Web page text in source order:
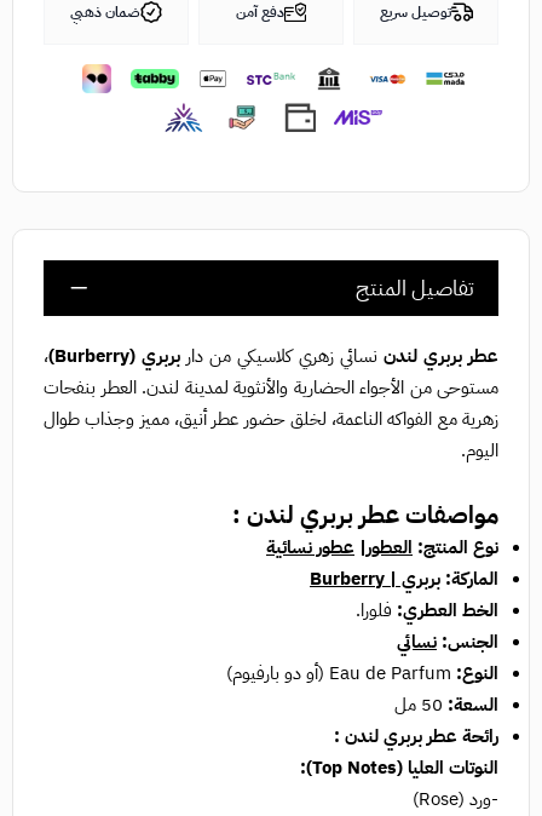
توصيل سريع دفع آمن ضمان ذهبي
تفاصيل المنتج
عطر بربري لندن نسائي زهري كلاسيكي من دار بربري (Burberry)
،
مستوحى من الأجواء الحضارية والأنثوية لمدينة لندن. العطر بنفحات
زهرية مع الفواكه الناعمة، لخلق حضور عطر أنيق، مميز وجذاب طوال
اليوم.
مواصفات عطر بربري لندن :
نوع المنتج: العطور| عطور نسائية
الماركة: بربري | Burberry‏
الخط العطري: فلورا.
الجنس: نسائي
النوع: Eau de Parfum (أو دو بارفيوم)
السعة: 50 مل
رائحة عطر بربري لندن :
النوتات العليا (Top Notes):
-ورد (Rose)